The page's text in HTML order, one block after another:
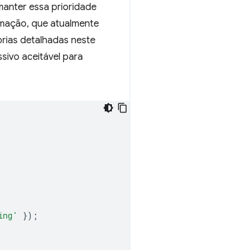
essa prioridade
que atualmente
detalhadas neste
aceitável para
});